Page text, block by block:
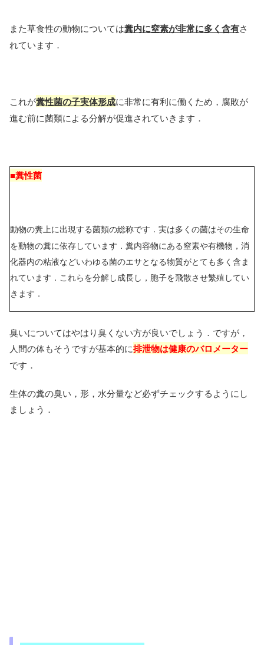
また草食性の動物については糞内に窒素が非常に多く含有さ
れています．
これが糞性菌の子実体形成に非常に有利に働くため，腐敗が
進む前に菌類による分解が促進されていきます．
■糞性菌
動物の糞上に出現する菌類の総称です．実は多くの菌はその生命
を動物の糞に依存しています．糞内容物にある窒素や有機物，消
化器内の粘液などいわゆる菌のエサとなる物質がとても多く含ま
れています．これらを分解し成長し，胞子を飛散させ繁殖してい
きます．
臭いについてはやはり臭くない方が良いでしょう．ですが，
人間の体もそうですが基本的に排泄物は健康のバロメーター
です ．
生体の糞の臭い，形，水分量など必ずチェックするようにし
ましょう．